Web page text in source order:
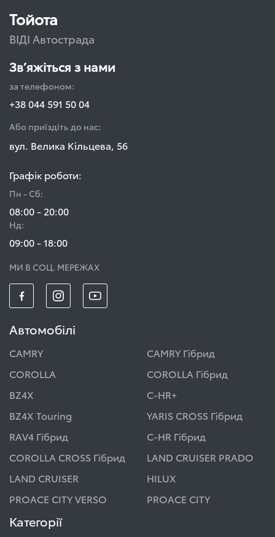
Тойота
ВІДІ Автострада
Зв’яжіться з нами
за телефоном:
+38 044 591 50 04
Або приїздіть до нас:
вул. Велика Кільцева, 56
Графік роботи:
Пн - Сб:
08:00 - 20:00
Нд:
09:00 - 18:00
МИ В СОЦ. МЕРЕЖАХ
Автомобілі
CAMRY
CAMRY Гібрид
COROLLA
COROLLA Гібрид
BZ4X
C-HR+
BZ4X Touring
YARIS CROSS Гібрид
RAV4 Гібрид
C-HR Гібрид
COROLLA CROSS Гібрид
LAND CRUISER PRADO
LAND CRUISER
HILUX
PROACE CITY VERSO
PROACE CITY
Категорії